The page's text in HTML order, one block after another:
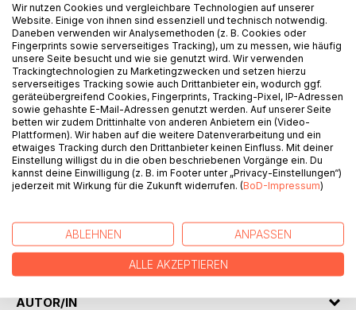
"du weckst die dinge, die schlafen - und sie, sie halten dich
wach - du beschleunigst träume wie teilchen - du fliegst
und verlierst deine flügel - du betest zu göttern in farbe -
und bist dir die einsamste kirche - du wirfst den ball auf das
feld und er kehrt nie mehr zurück."
LETHE ist das Debüt und gleichzeitig der Auftakt zu einer
Reihe von Gedichtsammlungen unter dem Titel
"zeitenwende" des vielseitigen Lyrikers Robert Igel, der
seit 2019 eigene Gedichte und Übersetzungen
fremdsprachiger Lyrik auf Instagram veröffentlicht.
Die 92 Gedichte thematisieren auf ihre ganz eigene Weise
die Vergänglichkeit des Menschen, sein Ausgeliefertsein,
seine Sehnsucht danach, zu bleiben - und das Vergessen.
AUTOR/IN
Wir nutzen Cookies und vergleichbare Technologien auf unserer
Website. Einige von ihnen sind essenziell und technisch notwendig.
Daneben verwenden wir Analysemethoden (z. B. Cookies oder
Fingerprints sowie serverseitiges Tracking), um zu messen, wie häufig
unsere Seite besucht und wie sie genutzt wird. Wir verwenden
Trackingtechnologien zu Marketingzwecken und setzen hierzu
serverseitiges Tracking sowie auch Drittanbieter ein, wodurch ggf.
geräteübergreifend Cookies, Fingerprints, Tracking-Pixel, IP-Adressen
sowie gehashte E-Mail-Adressen genutzt werden. Auf unserer Seite
betten wir zudem Drittinhalte von anderen Anbietern ein (Video-
Plattformen). Wir haben auf die weitere Datenverarbeitung und ein
etwaiges Tracking durch den Drittanbieter keinen Einfluss. Mit deiner
Einstellung willigst du in die oben beschriebenen Vorgänge ein. Du
kannst deine Einwilligung (z. B. im Footer unter „Privacy-Einstellungen“)
jederzeit mit Wirkung für die Zukunft widerrufen. (BoD-Impressum)
ABLEHNEN ANPASSEN
ALLE AKZEPTIEREN